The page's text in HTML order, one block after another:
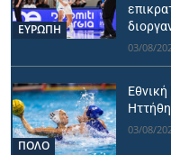
ΕΥΡΩΠΗ
03/08/
ΠΟΛΟ
03/08/